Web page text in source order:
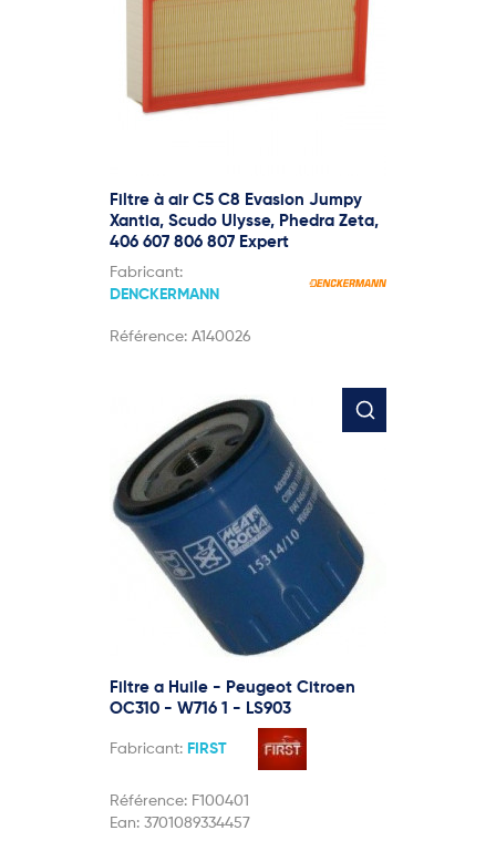
Filtre à air C5 C8 Evasion Jumpy
Xantia, Scudo Ulysse, Phedra Zeta,
406 607 806 807 Expert
Fabricant:
DENCKERMANN
Référence: A140026
Filtre a Huile - Peugeot Citroen
OC310 - W716 1 - LS903
Fabricant: FIRST
Référence: F100401
Ean: 3701089334457